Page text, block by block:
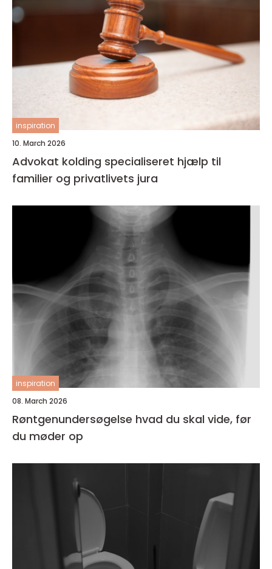
inspiration
10. March 2026
Advokat kolding specialiseret hjælp til
familier og privatlivets jura
inspiration
08. March 2026
Røntgenundersøgelse hvad du skal vide, før
du møder op